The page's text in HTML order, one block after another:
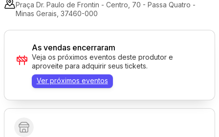
Praça Dr. Paulo de Frontin - Centro, 70 - Passa Quatro -
Minas Gerais, 37460-000
As vendas encerraram
Veja os próximos eventos deste produtor e
aproveite para adquirir seus tickets.
Ver próximos eventos